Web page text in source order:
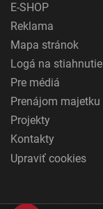
E-SHOP
Reklama
Mapa stránok
Logá na stiahnutie
Pre médiá
Prenájom majetku
Projekty
Kontakty
Upraviť cookies